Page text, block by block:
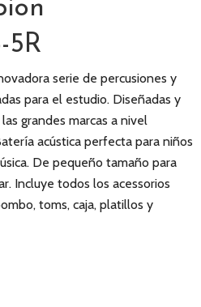
5R
serie de percusiones y
para el estudio. Diseñadas y
grandes marcas a nivel
acústica perfecta para niños
De pequeño tamaño para
Incluye todos los acessorios
toms, caja, platillos y